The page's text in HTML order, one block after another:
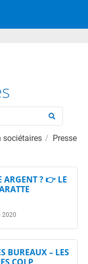
sociétaires Presse
ARGENT ? 👉 LE
2020
BUREAUX – LES